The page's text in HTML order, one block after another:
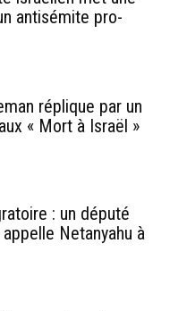
antisémite pro-
réplique par un
« Mort à Israël »
: un député
Netanyahu à